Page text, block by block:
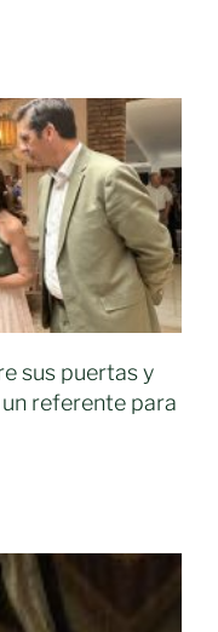
sus puertas y
referente para